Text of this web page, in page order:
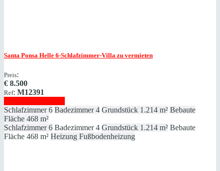
Santa Ponsa Helle 6-Schlafzimmer-Villa zu vermieten
Preis:
€ 8.500
Ref: M12391
Schlafzimmer 6 Badezimmer 4 Grundstück 1.214 m² Bebaute
Fläche 468 m²
Schlafzimmer 6 Badezimmer 4 Grundstück 1.214 m² Bebaute
Fläche 468 m² Heizung Fußbodenheizung